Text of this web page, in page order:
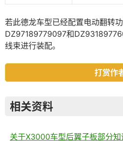
若此德龙车型已经配置电动翻转
DZ97189779097和
线束进行装配。
打赏作
相关资料
关于X3000车型后翼子板部分知